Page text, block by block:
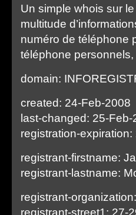
Un simple whois sur
multitude
numéro de téléphone
téléphone
domain:
created: 24-Feb-2008
last-changed: 25-Feb-
registration-
registrant-firstname:
registrant-lastname:
registrant-
registrant-street1: 27-